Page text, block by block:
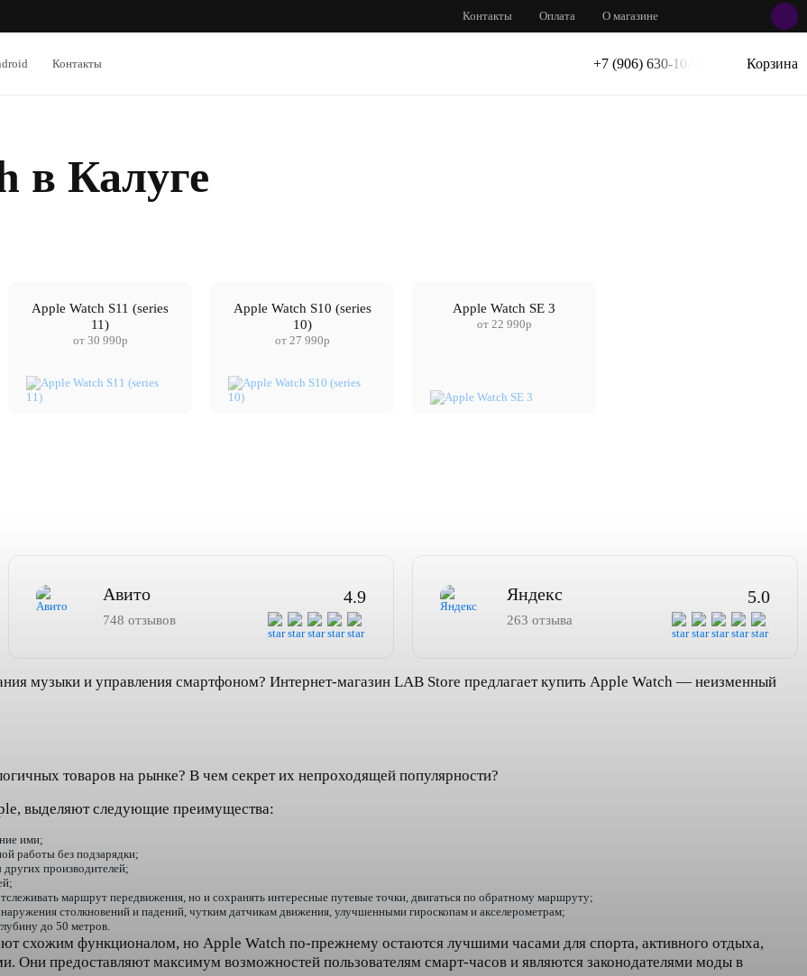
Контакты Оплата О магазине
Контакты +7 (906) 630-10-91 Корзина
в Калуге
Apple Watch S11 (series
11)
от 30 990р
Apple Watch S10 (series
10)
от 27 990р
Apple Watch SE 3
от 22 990р
Авито
748 отзывов
4.9 Яндекс
263 отзыва
5.0
музыки и управления смартфоном? Интернет-магазин LAB Store предлагает купить Apple Watch — неизменный
товаров на рынке? В чем секрет их непроходящей популярности?
выделяют следующие преимущества:
ими;
работы без подзарядки;
производителей;
маршрут передвижения, но и сохранять интересные путевые точки, двигаться по обратному маршруту;
столкновений и падений, чутким датчикам движения, улучшенными гироскопам и акселерометрам;
до 50 метров.
схожим функционалом, но Apple Watch по-прежнему остаются лучшими часами для спорта, активного отдыха,
Они предоставляют максимум возможностей пользователям смарт-часов и являются законодателями моды в